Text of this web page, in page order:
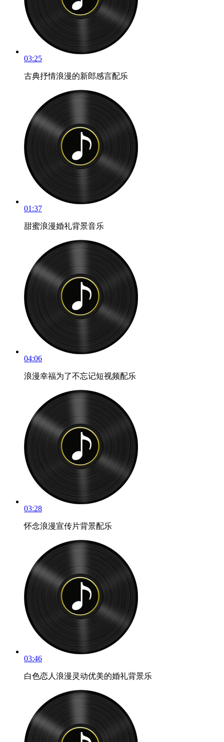
03:25
古典抒情浪漫的新郎感言配乐
01:37
甜蜜浪漫婚礼背景音乐
04:06
浪漫幸福为了不忘记短视频配乐
03:28
怀念浪漫宣传片背景配乐
03:46
白色恋人浪漫灵动优美的婚礼背景乐